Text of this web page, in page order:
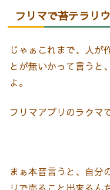
フリマで苔テラリ
じゃぁこれまで、人が
とが無いかって言うと
よ。
フリマアプリのラクマで
まぁ本音言うと、自分